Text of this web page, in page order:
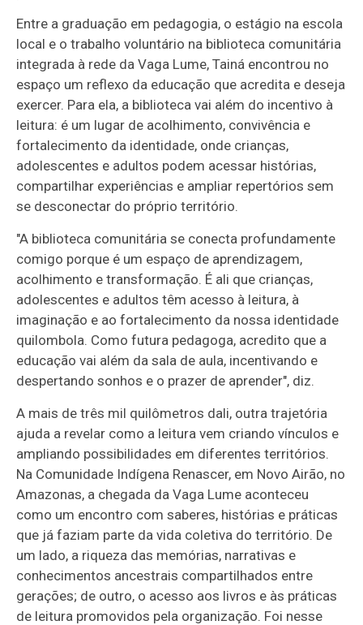
Entre a graduação em pedagogia, o estágio na escola
local e o trabalho voluntário na biblioteca comunitária
integrada à rede da Vaga Lume, Tainá encontrou no
espaço um reflexo da educação que acredita e deseja
exercer. Para ela, a biblioteca vai além do incentivo à
leitura: é um lugar de acolhimento, convivência e
fortalecimento da identidade, onde crianças,
adolescentes e adultos podem acessar histórias,
compartilhar experiências e ampliar repertórios sem
se desconectar do próprio território.
"A biblioteca comunitária se conecta profundamente
comigo porque é um espaço de aprendizagem,
acolhimento e transformação. É ali que crianças,
adolescentes e adultos têm acesso à leitura, à
imaginação e ao fortalecimento da nossa identidade
quilombola. Como futura pedagoga, acredito que a
educação vai além da sala de aula, incentivando e
despertando sonhos e o prazer de aprender", diz.
A mais de três mil quilômetros dali, outra trajetória
ajuda a revelar como a leitura vem criando vínculos e
ampliando possibilidades em diferentes territórios.
Na Comunidade Indígena Renascer, em Novo Airão, no
Amazonas, a chegada da Vaga Lume aconteceu
como um encontro com saberes, histórias e práticas
que já faziam parte da vida coletiva do território. De
um lado, a riqueza das memórias, narrativas e
conhecimentos ancestrais compartilhados entre
gerações; de outro, o acesso aos livros e às práticas
de leitura promovidos pela organização. Foi nesse